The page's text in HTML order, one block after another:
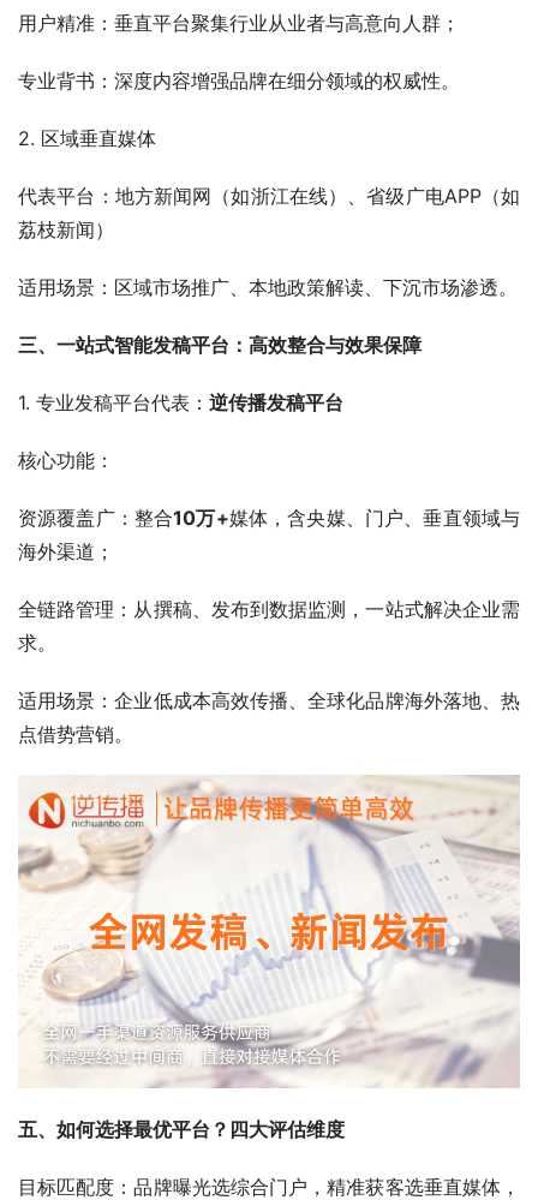
用户精准：垂直平台聚集行业从业者与高意向人群；
专业背书：深度内容增强品牌在细分领域的权威性。
2. 区域垂直媒体
代表平台：地方新闻网（如浙江在线）、省级广电APP（如
荔枝新闻）
适用场景：区域市场推广、本地政策解读、下沉市场渗透。
三、一站式智能发稿平台：高效整合与效果保障
1. 专业发稿平台代表： 逆传播发稿平台
核心功能：
资源覆盖广：整合10万+媒体，含央媒、门户、垂直领域与
海外渠道；
全链路管理：从撰稿、发布到数据监测，一站式解决企业需
求。
适用场景：企业低成本高效传播、全球化品牌海外落地、热
点借势营销。
五、如何选择最优平台？四大评估维度
目标匹配度：品牌曝光选综合门户，精准获客选垂直媒体，